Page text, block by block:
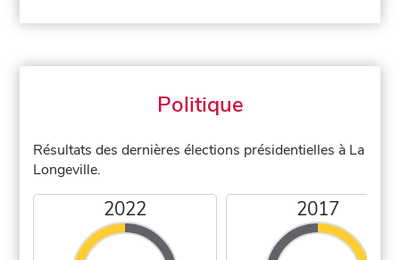
Politique
Résultats des dernières élections présidentielles à La
Longeville.
2022 2017